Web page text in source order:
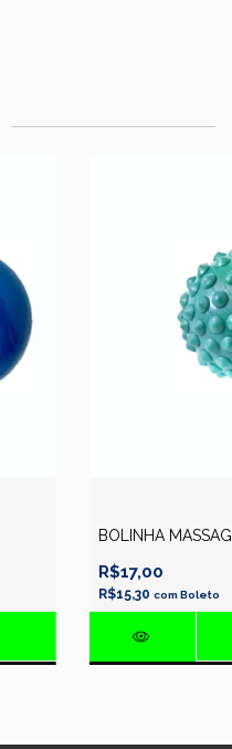
BOLINHA
R$17,00
R$15,30 com Boleto